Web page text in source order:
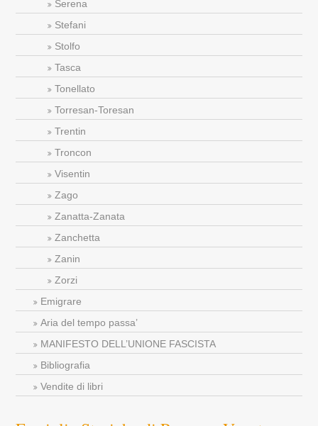
Serena
Stefani
Stolfo
Tasca
Tonellato
Torresan-Toresan
Trentin
Troncon
Visentin
Zago
Zanatta-Zanata
Zanchetta
Zanin
Zorzi
Emigrare
Aria del tempo passa’
MANIFESTO DELL’UNIONE FASCISTA
Bibliografia
Vendite di libri